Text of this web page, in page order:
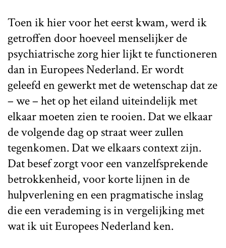
Toen ik hier voor het eerst kwam, werd ik
getroffen door hoeveel menselijker de
psychiatrische zorg hier lijkt te functioneren
dan in Europees Nederland. Er wordt
geleefd en gewerkt met de wetenschap dat ze
– we – het op het eiland uiteindelijk met
elkaar moeten zien te rooien. Dat we elkaar
de volgende dag op straat weer zullen
tegenkomen. Dat we elkaars context zijn.
Dat besef zorgt voor een vanzelfsprekende
betrokkenheid, voor korte lijnen in de
hulpverlening en een pragmatische inslag
die een verademing is in vergelijking met
wat ik uit Europees Nederland ken.